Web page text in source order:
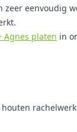
eenvoudig
Agnes platen in